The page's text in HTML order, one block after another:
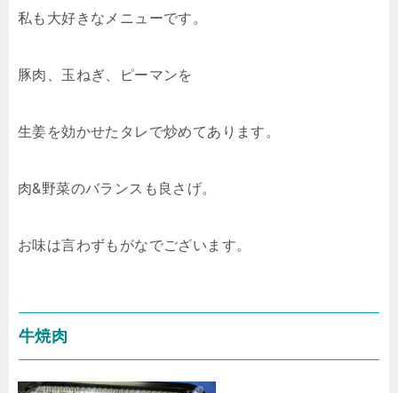
私も大好きなメニューです。
豚肉、玉ねぎ、ピーマンを
生姜を効かせたタレで炒めてあります。
肉&野菜のバランスも良さげ。
お味は言わずもがなでございます。
牛焼肉